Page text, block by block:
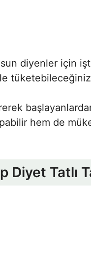
diyenler için
hem de
Diyet Tatlı